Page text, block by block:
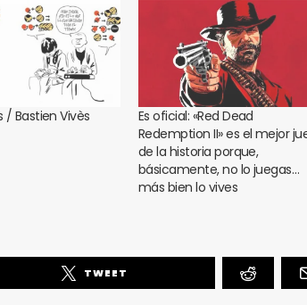
/ Bastien Vivès
Es oficial: «Red Dead
Redemption II» es el mejor
de la historia porque,
básicamente, no lo juegas…
más bien lo vives
TWEET